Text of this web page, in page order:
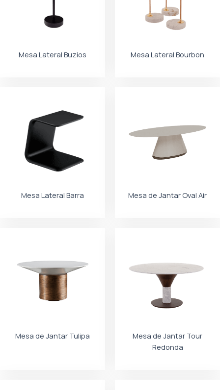
Mesa Lateral Buzios Mesa Lateral Bourbon
Mesa Lateral Barra Mesa de Jantar Oval Air
Mesa de Jantar Tulipa
Mesa de Jantar Tour
Redonda